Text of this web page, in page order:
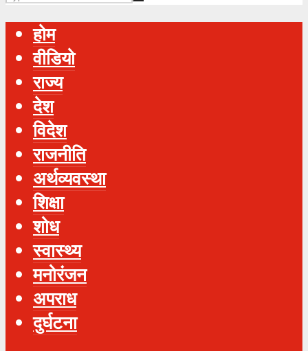
होम
वीडियो
राज्य
देश
विदेश
राजनीति
अर्थव्यवस्था
शिक्षा
शोध
स्‍वास्‍थ्‍य
मनोरंजन
अपराध
दुर्घटना